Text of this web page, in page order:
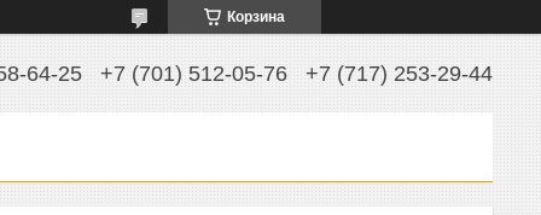
Корзина
64-25 +7 (701) 512-05-76 +7 (717) 253-29-44